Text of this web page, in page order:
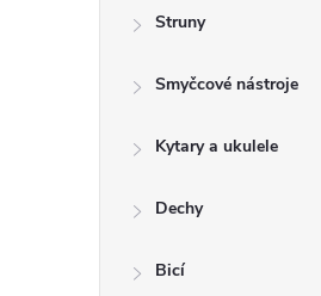
Struny
Smyčcové nástroje
Kytary a ukulele
Dechy
Bicí